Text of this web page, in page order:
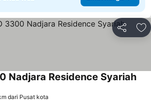
Bagikan
Nadjara Residence Syariah
dari Pusat kota